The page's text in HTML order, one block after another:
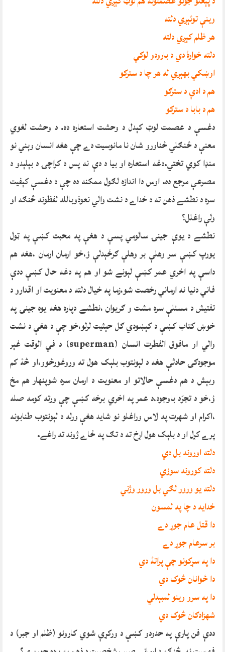
وينې توئېږي دلته
هر ظلم کېږي دلته
دلته خوارۀ دي د بارودو لوګي
اوښکي بهېږي له هر چا د سترګو
هم د ادې د سترګو
هم د بابا د سترګو
دغسې د عصمت لوټ کېدل د وحشت استعاره ده. د وحشت لغوي
معنې د ځنګلي ځناورو شان نا مانوسيت دے چې هغه انسان وېني نو
منډا کوي تختي.دغه استعاره او بيا د دې نه پس د کراچۍ د بېلېدو د
مصرعې مرجع ده. اوس دا اندازه لګول ممکنه ده چې د دغسې کېفيت
سره د نطشے ذهن ته د خداے د نشت والي نعوذوبالله لفظونه څنګه او
ولې راغلل؟
نطشے د يوې جينۍ سالومي پسې د هغې په محبت کښې په ټول
يورپ کښې سر وهلې بر وهلې ګرځېدلې ؤ،خو ارمان ارمان ،هغه هم
داسې په اخري عمر کښې لېونے شو او هم په دغه حال کښې ددې
فاني دنيا نه ارماني رخصت شو،زما په خيال دلته د معنويت او اقدارو د
تفتيش د مسئلې سره مشت و ګريوان ،نطشے دپاره هغه يوه جينۍ په
خوښ کتاب کښې د کېښودي ګل حېثيت لرلو،خو چې د هغې د نشت
والي او مافوق الفطرت انسان (superman) د في الوقت غېر
موجودګۍ حادثې هغه د لېونتوب بلېک هول ته وروغورځوو،او څۀ کم
وبېش د هم دغسې حالاتو او معنويت د ارمان سره شوپنهار هم مخ
ؤ،خو د تجرَد باوجود،د عمر په اخري برخه کښې چې ورته کومه صله
،اکرام او شهرت په لاس وراغلو نو شايد هغې ورله د لېونتوب طنابونه
پرے کړل او د بلېک هول اړخ ته د تګ په ځاے ژوند ته راغے.
دلته اورونه بل دي
دلته کورونه سوزي
دلته يو ورور لګي بل ورور وژني
خدايه د چا په لمسون
دا قتل عام جوړ دے
بر سرعام جوړ دے
دا په سړکونو چې پراتۀ دي
دا ځوانان څوک دي
دا په سرو وينو لمبېدلي
شهزادګان څوک دي
ددې فن پارې په حدودو کښې د ورکړې شوي کارونو (ظلم او جبر) د